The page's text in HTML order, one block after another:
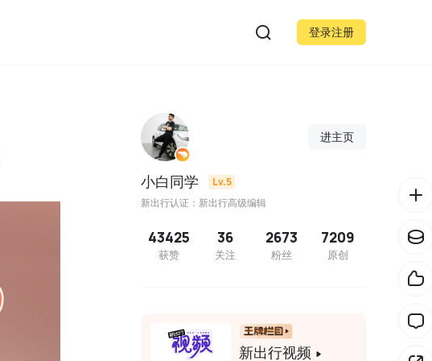
登录注册
进主页
小白同学 Lv.5
新出行认证：新出行高级编辑
43425
获赞
36
关注
2673
粉丝
7209
原创
新出行视频